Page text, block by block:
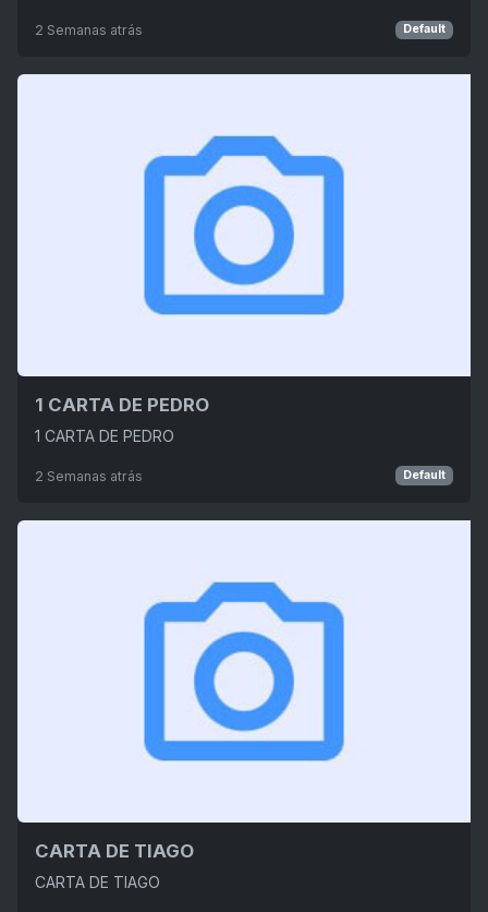
2 Semanas atrás Default
1 CARTA DE PEDRO
1 CARTA DE PEDRO
2 Semanas atrás Default
CARTA DE TIAGO
CARTA DE TIAGO